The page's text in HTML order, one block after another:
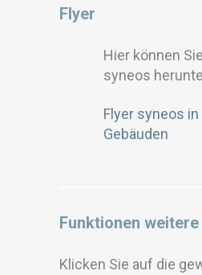
Flyer
Hier können
syneos
Flyer syneos
Gebäuden
Funktionen
Klicken Sie auf die